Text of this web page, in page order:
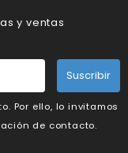
y ventas
Suscribir
Por ello, lo invitamos
de contacto.